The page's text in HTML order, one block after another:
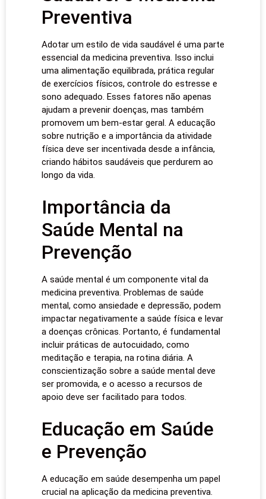
Preventiva
Adotar um estilo de vida saudável é uma parte
essencial da medicina preventiva. Isso inclui
uma alimentação equilibrada, prática regular
de exercícios físicos, controle do estresse e
sono adequado. Esses fatores não apenas
ajudam a prevenir doenças, mas também
promovem um bem-estar geral. A educação
sobre nutrição e a importância da atividade
física deve ser incentivada desde a infância,
criando hábitos saudáveis que perdurem ao
longo da vida.
Importância da
Saúde Mental na
Prevenção
A saúde mental é um componente vital da
medicina preventiva. Problemas de saúde
mental, como ansiedade e depressão, podem
impactar negativamente a saúde física e levar
a doenças crônicas. Portanto, é fundamental
incluir práticas de autocuidado, como
meditação e terapia, na rotina diária. A
conscientização sobre a saúde mental deve
ser promovida, e o acesso a recursos de
apoio deve ser facilitado para todos.
Educação em Saúde
e Prevenção
A educação em saúde desempenha um papel
crucial na aplicação da medicina preventiva.